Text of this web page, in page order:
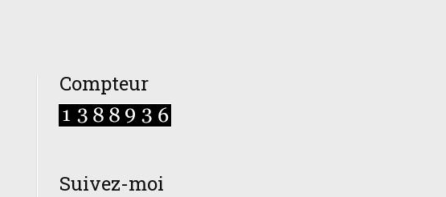
Compteur
Suivez-moi